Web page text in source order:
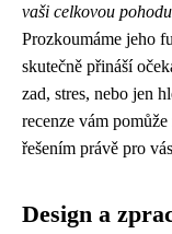
vaši celkovou pohodu
Prozkoumáme jeho
skutečně přináší
zad, stres, nebo jen
recenze vám
řešením právě pro
Design a